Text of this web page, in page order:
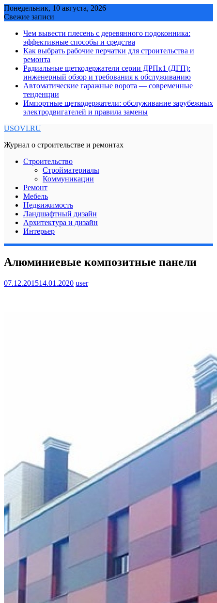
Skip
to
Понедельник, 10 августа, 2026
Свежие записи
Чем вывести плесень с деревянного подоконника:
эффективные способы и средства
Как выбрать рабочие перчатки для строительства и
ремонта
Радиальные щеткодержатели серии ДРПк1 (ДГП):
инженерный обзор и требования к обслуживанию
Автоматические гаражные ворота — современные
тенденции
Импортные щеткодержатели: обслуживание зарубежных
электродвигателей и правила замены
USOVI.RU
Журнал о строительстве и ремонтах
Строительство
Стройматериалы
Коммуникации
Ремонт
Мебель
Недвижимость
Ландшафтный дизайн
Архитектура и дизайн
Интерьер
Алюминиевые композитные панели
07.12.201514.01.2020 user